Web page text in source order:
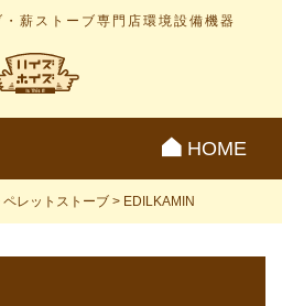
薪ストーブ専門店環境設備機器
HOME
ペレットストーブ > EDILKAMIN